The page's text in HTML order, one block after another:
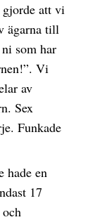
att vi
ägarna till
som har
Vi
av
Sex
Funkade
hade en
17